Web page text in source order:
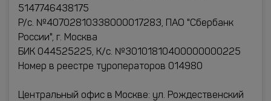
5147746438175
Р/с. №40702810338000017283, ПАО "Сбербанк
России", г. Москва
БИК 044525225, К/с. №30101810400000000225
Номер в реестре туроператоров 014980
Центральный офис в Москве: ул. Рождественский